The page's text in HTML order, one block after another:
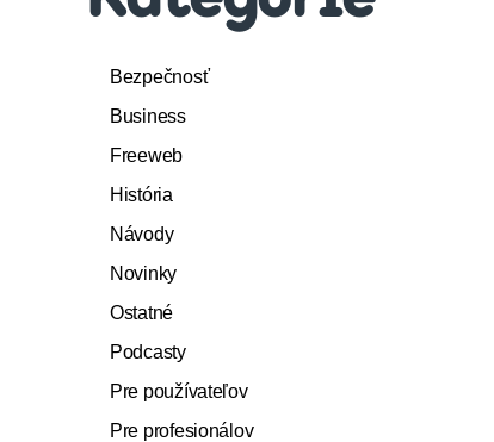
Bezpečnosť
Business
Freeweb
História
Návody
Novinky
Ostatné
Podcasty
Pre používateľov
Pre profesionálov